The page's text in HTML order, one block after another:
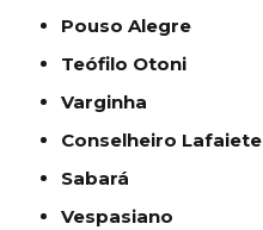
Pouso Alegre
Teófilo Otoni
Varginha
Conselheiro Lafaiete
Sabará
Vespasiano